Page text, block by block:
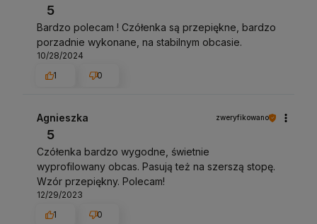
5
Bardzo polecam ! Czółenka są przepiękne, bardzo
porzadnie wykonane, na stabilnym obcasie.
10/28/2024
1
0
Agnieszka zweryfikowano
5
Czółenka bardzo wygodne, świetnie
wyprofilowany obcas. Pasują też na szerszą stopę.
Wzór przepiękny. Polecam!
12/29/2023
1
0